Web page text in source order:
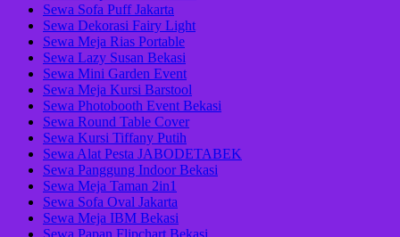
Sewa Sofa Puff Jakarta
Sewa Dekorasi Fairy Light
Sewa Meja Rias Portable
Sewa Lazy Susan Bekasi
Sewa Mini Garden Event
Sewa Meja Kursi Barstool
Sewa Photobooth Event Bekasi
Sewa Round Table Cover
Sewa Kursi Tiffany Putih
Sewa Alat Pesta JABODETABEK
Sewa Panggung Indoor Bekasi
Sewa Meja Taman 2in1
Sewa Sofa Oval Jakarta
Sewa Meja IBM Bekasi
Sewa Papan Flipchart Bekasi